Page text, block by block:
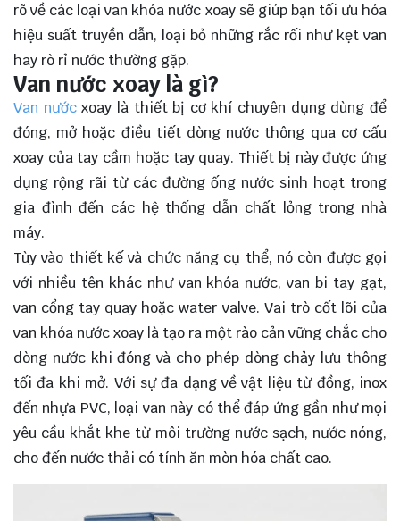
rõ về các loại van khóa nước xoay sẽ giúp bạn tối ưu hóa
hiệu suất truyền dẫn, loại bỏ những rắc rối như kẹt van
hay rò rỉ nước thường gặp.
Van nước xoay là gì?
Van nướcxoay là thiết bị cơ khí chuyên dụng dùng để
đóng, mở hoặc điều tiết dòng nước thông qua cơ cấu
xoay của tay cầm hoặc tay quay. Thiết bị này được ứng
dụng rộng rãi từ các đường ống nước sinh hoạt trong
gia đình đến các hệ thống dẫn chất lỏng trong nhà
máy.
Tùy vào thiết kế và chức năng cụ thể, nó còn được gọi
với nhiều tên khác như van khóa nước, van bi tay gạt,
van cổng tay quay hoặc water valve. Vai trò cốt lõi của
van khóa nước xoay là tạo ra một rào cản vững chắc cho
dòng nước khi đóng và cho phép dòng chảy lưu thông
tối đa khi mở. Với sự đa dạng về vật liệu từ đồng, inox
đến nhựa PVC, loại van này có thể đáp ứng gần như mọi
yêu cầu khắt khe từ môi trường nước sạch, nước nóng,
cho đến nước thải có tính ăn mòn hóa chất cao.